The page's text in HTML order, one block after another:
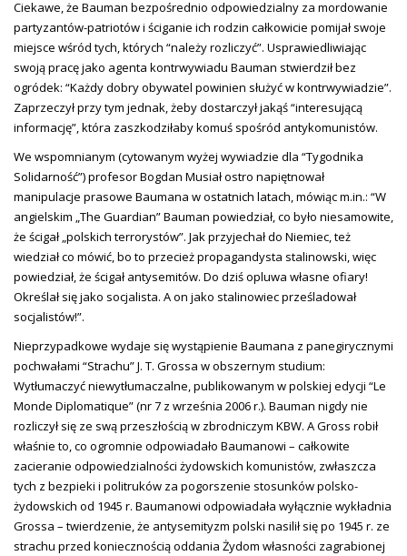
Ciekawe, że Bauman bezpośrednio odpowiedzialny za mordowanie
partyzantów-patriotów i ściganie ich rodzin całkowicie pomijał swoje
miejsce wśród tych, których “należy rozliczyć”. Usprawiedliwiając
swoją pracę jako agenta kontrwywiadu Bauman stwierdził bez
ogródek: “Każdy dobry obywatel powinien służyć w kontrwywiadzie”.
Zaprzeczył przy tym jednak, żeby dostarczył jakąś “interesującą
informację”, która zaszkodziłaby komuś spośród antykomunistów.
We wspomnianym (cytowanym wyżej wywiadzie dla “Tygodnika
Solidarność”) profesor Bogdan Musiał ostro napiętnował
manipulacje prasowe Baumana w ostatnich latach, mówiąc m.in.: “W
angielskim „The Guardian” Bauman powiedział, co było niesamowite,
że ścigał „polskich terrorystów”. Jak przyjechał do Niemiec, też
wiedział co mówić, bo to przecież propagandysta stalinowski, więc
powiedział, że ścigał antysemitów. Do dziś opluwa własne ofiary!
Określał się jako socjalista. A on jako stalinowiec prześladował
socjalistów!”.
Nieprzypadkowe wydaje się wystąpienie Baumana z panegirycznymi
pochwałami “Strachu” J. T. Grossa w obszernym studium:
Wytłumaczyć niewytłumaczalne, publikowanym w polskiej edycji “Le
Monde Diplomatique” (nr 7 z września 2006 r.). Bauman nigdy nie
rozliczył się ze swą przeszłością w zbrodniczym KBW. A Gross robił
właśnie to, co ogromnie odpowiadało Baumanowi – całkowite
zacieranie odpowiedzialności żydowskich komunistów, zwłaszcza
tych z bezpieki i politruków za pogorszenie stosunków polsko-
żydowskich od 1945 r. Baumanowi odpowiadała wyłącznie wykładnia
Grossa – twierdzenie, że antysemityzm polski nasilił się po 1945 r. ze
strachu przed koniecznością oddania Żydom własności zagrabionej